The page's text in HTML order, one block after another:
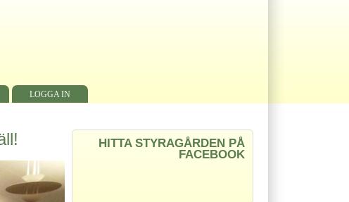
LOGGA IN
HITTA STYRAGÅRDEN PÅ
FACEBOOK